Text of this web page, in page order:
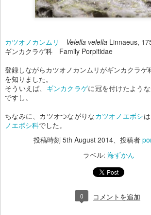
カツオノカンムリ Velella velella Linnaeus,
ギンカクラゲ科 Family Porpitidae
登録しながらカツオノカンムリがギンカクラゲ
を知りました。
そういえば、 ギンカクラゲに冠を付けたよう
ですし。
ちなみに、カツオつながりなカツオノエボシ
ノエボシ科でした。
投稿時刻 5th August 2014、投稿者
ラベル: 海ずかん
0 コメントを追加